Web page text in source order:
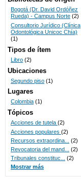
Bogotá (Dr. David Ordóñez
Rueda) - Campus Norte (2)
Consultorio Jurídico (Clínica
Odontológica Unicoc Chía)
(1)
Tipos de ítem
Libro (2)
Ubicaciones
Segundo piso (1)
Lugares
Colombia (1)
Tópicos
Acciones de tutela (2)
Acciones populares (2)
Recursos extraordina...
(2)
Revocatoria del mand...
(2)
Tribunales constituc...
(2)
Mostrar más